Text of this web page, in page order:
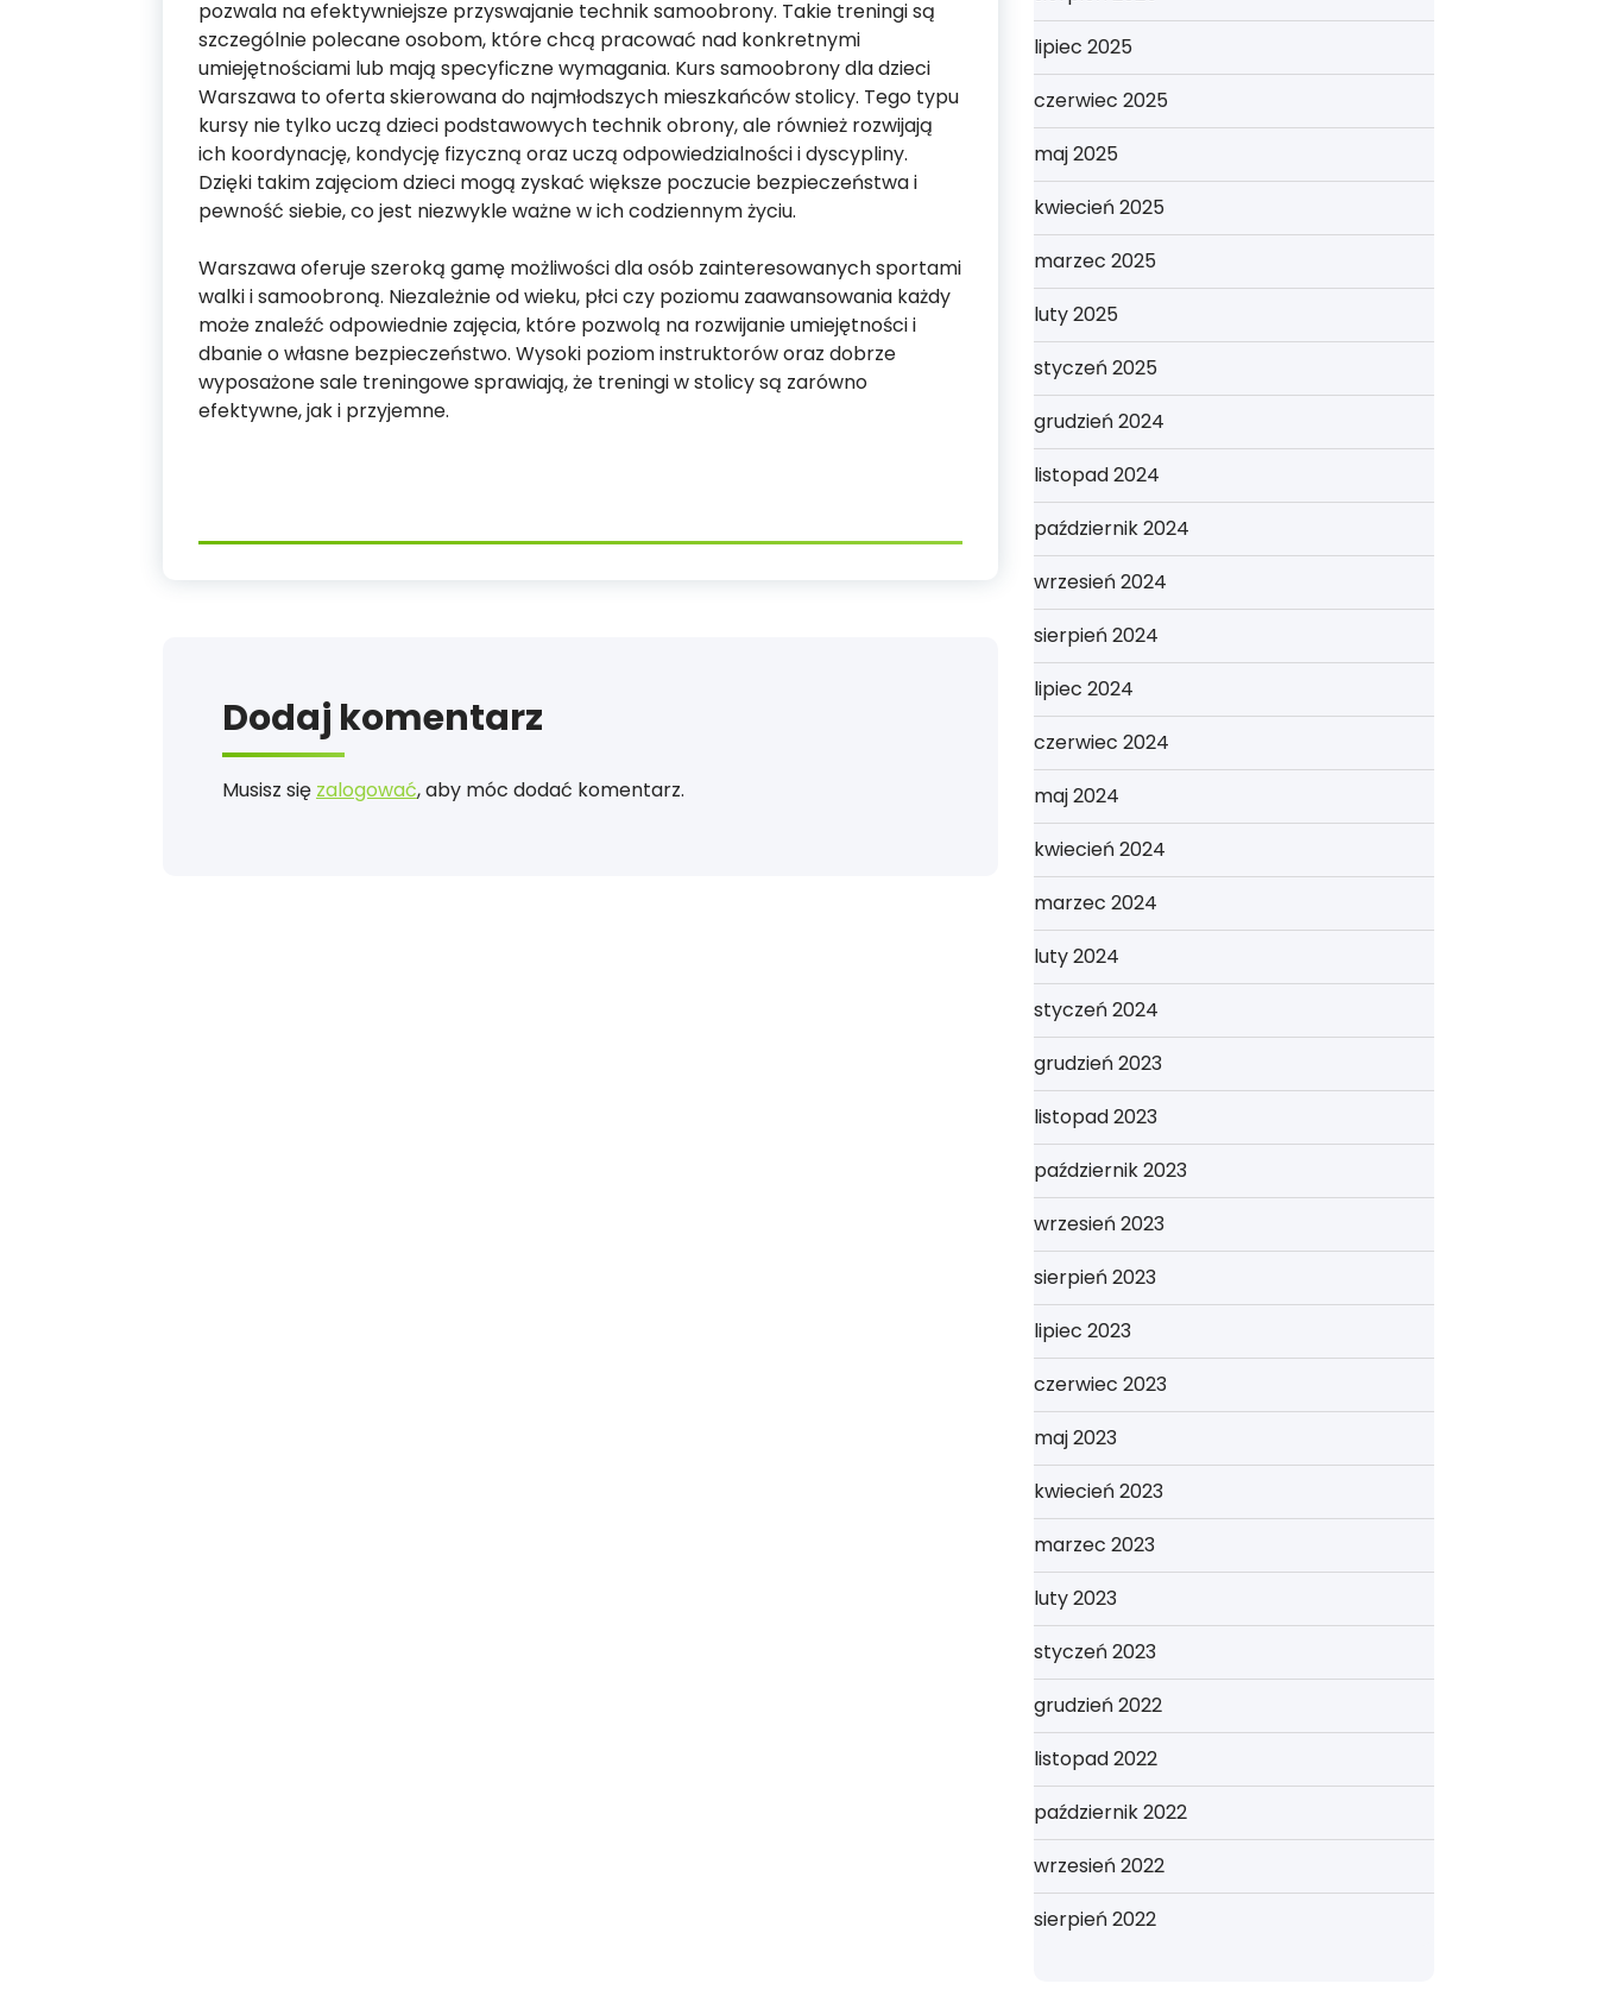
pozwala na efektywniejsze przyswajanie technik samoobrony. Takie treningi są
szczególnie polecane osobom, które chcą pracować nad konkretnymi
umiejętnościami lub mają specyficzne wymagania. Kurs samoobrony dla dzieci
Warszawa to oferta skierowana do najmłodszych mieszkańców stolicy. Tego typu
kursy nie tylko uczą dzieci podstawowych technik obrony, ale również rozwijają
ich koordynację, kondycję fizyczną oraz uczą odpowiedzialności i dyscypliny.
Dzięki takim zajęciom dzieci mogą zyskać większe poczucie bezpieczeństwa i
pewność siebie, co jest niezwykle ważne w ich codziennym życiu.
Warszawa oferuje szeroką gamę możliwości dla osób zainteresowanych sportami
walki i samoobroną. Niezależnie od wieku, płci czy poziomu zaawansowania każdy
może znaleźć odpowiednie zajęcia, które pozwolą na rozwijanie umiejętności i
dbanie o własne bezpieczeństwo. Wysoki poziom instruktorów oraz dobrze
wyposażone sale treningowe sprawiają, że treningi w stolicy są zarówno
efektywne, jak i przyjemne.
Dodaj komentarz
Musisz się zalogować, aby móc dodać komentarz.
lipiec 2025
czerwiec 2025
maj 2025
kwiecień 2025
marzec 2025
luty 2025
styczeń 2025
grudzień 2024
listopad 2024
październik 2024
wrzesień 2024
sierpień 2024
lipiec 2024
czerwiec 2024
maj 2024
kwiecień 2024
marzec 2024
luty 2024
styczeń 2024
grudzień 2023
listopad 2023
październik 2023
wrzesień 2023
sierpień 2023
lipiec 2023
czerwiec 2023
maj 2023
kwiecień 2023
marzec 2023
luty 2023
styczeń 2023
grudzień 2022
listopad 2022
październik 2022
wrzesień 2022
sierpień 2022